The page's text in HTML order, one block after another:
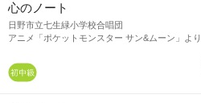
心のノート
日野市立七生緑小学校合唱団
アニメ「ポケットモンスター サン&ムーン」より